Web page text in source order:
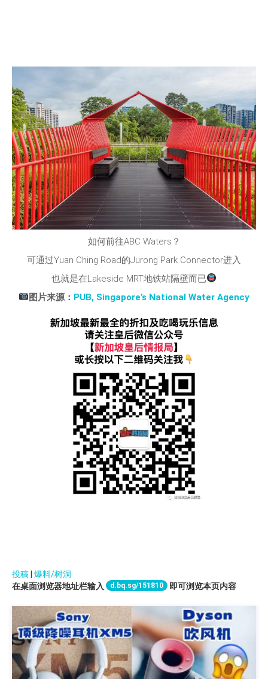
如何前往ABC Waters？
可通过Yuan Ching Road的Jurong Park Connector进入
也就是在Lakeside MRT地铁站隔壁而已
图片来源： PUB, Singapore’s National Water Agency
投稿 爆料/树洞
在桌面浏览器地址栏输入
d.bq.sg/151810 即可浏览本页内容